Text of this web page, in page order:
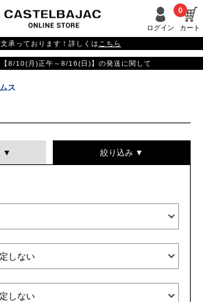
ログイン カート
0
承っております！詳しくは こちら
8/10(月)正午～8/16(日)】の発送に関して
ス
▼
並び替える
絞り込み ▼